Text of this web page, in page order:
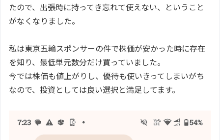
たので、出張時に持ってき忘れて使えない、ということ
がなくなりました。
私は東京五輪スポンサーの件で株価が安かった時に存在
を知り、最低単元数分だけ買っていました。
今では株価も値上がりし、優待も使いきってしまいがち
なので、投資としては良い選択と満足してます。